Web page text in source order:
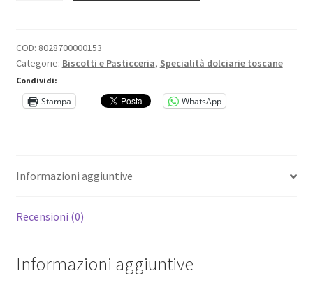
Cioccolato
gr.250
quantità
COD: 8028700000153
Categorie: Biscotti e Pasticceria, Specialità dolciarie toscane
Condividi:
Stampa WhatsApp
Informazioni aggiuntive
Recensioni (0)
Informazioni aggiuntive